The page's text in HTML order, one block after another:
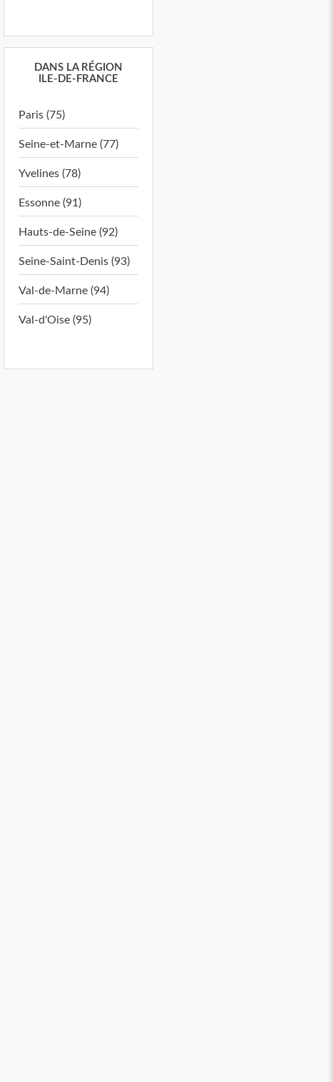
DANS LA RÉGION
ILE-DE-FRANCE
Paris (75)
Seine-et-Marne (77)
Yvelines (78)
Essonne (91)
Hauts-de-Seine (92)
Seine-Saint-Denis (93)
Val-de-Marne (94)
Val-d'Oise (95)